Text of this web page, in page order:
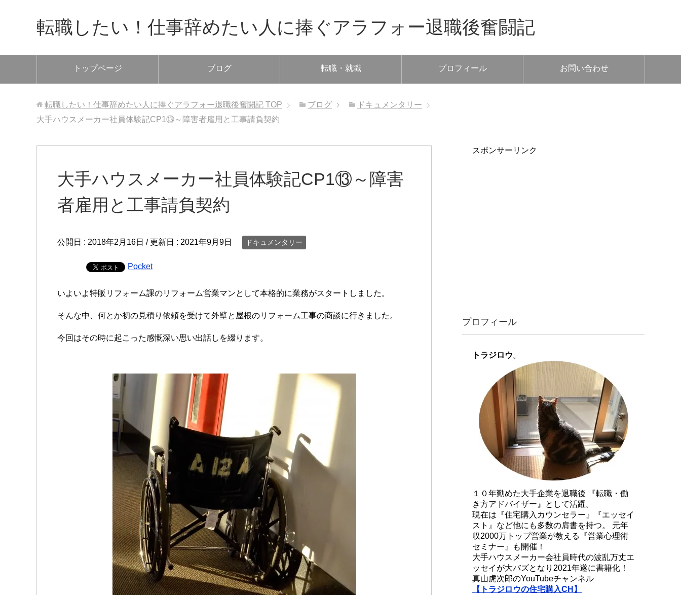
転職したい！仕事辞めたい人に捧ぐアラフォー退職後奮闘記
トップページ ブログ 転職・就職 プロフィール お問い合わせ
転職したい！仕事辞めたい人に捧ぐアラフォー退職後奮闘記 TOP ブログ
ドキュメンタリー
大手ハウスメーカー社員体験記CP1⑬～障害者雇用と工事請負契約
大手ハウスメーカー社員体験記CP1⑬～障害
者雇用と工事請負契約
公開日 : 2018年2月16日 / 更新日 : 2021年9月9日 ドキュメンタリー
Pocket
いよいよ特販リフォーム課のリフォーム営業マンとして本格的に業務がスタートしました。
そんな中、何とか初の見積り依頼を受けて外壁と屋根のリフォーム工事の商談に行きました。
今回はその時に起こった感慨深い思い出話しを綴ります。
スポンサーリンク
プロフィール
トラジロウ。
１０年勤めた大手企業を退職後 『転職・働
き方アドバイザー』として活躍。
現在は『住宅購入カウンセラー』『エッセイ
スト』など他にも多数の肩書を持つ。 元年
収2000万トップ営業が教える『営業心理術
セミナー』も開催！
大手ハウスメーカー会社員時代の波乱万丈エ
ッセイが大バズとなり2021年遂に書籍化！
真山虎次郎のYouTubeチャンネル
【トラジロウの住宅購入CH】